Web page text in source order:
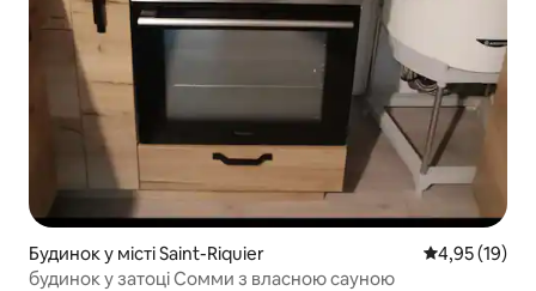
Будинок у місті Saint-Riquier Середня
4,95 (19)
будинок у затоці Сомми з власною сауною